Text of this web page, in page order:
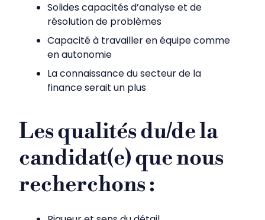
Solides capacités d’analyse et de
résolution de problèmes
Capacité à travailler en équipe comme
en autonomie
La connaissance du secteur de la
finance serait un plus
Les qualités du/de la
candidat(e) que nous
recherchons :